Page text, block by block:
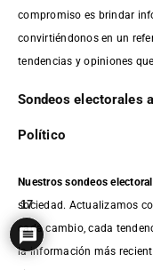
compromiso es brindar
convirtiéndonos en un
tendencias y opiniones
Sondeos electorales
Político
Nuestros sondeos
sociedad. Actualizamos
cada cambio, cada
la información más
17